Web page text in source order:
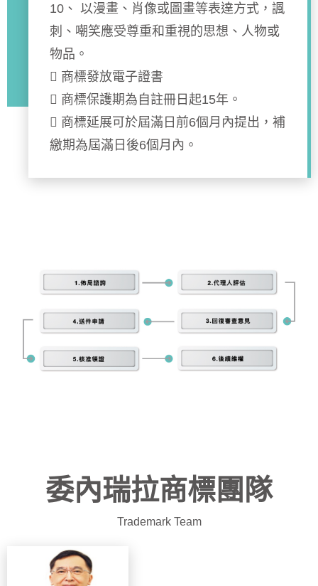
10、 以漫畫、肖像或圖畫等表達方式，諷
刺、嘲笑應受尊重和重視的思想、人物或
物品。
 商標發放電子證書
 商標保護期為自註冊日起15年。
 商標延展可於屆滿日前6個月內提出，補
繳期為屆滿日後6個月內。
委內瑞拉商標團隊
Trademark Team